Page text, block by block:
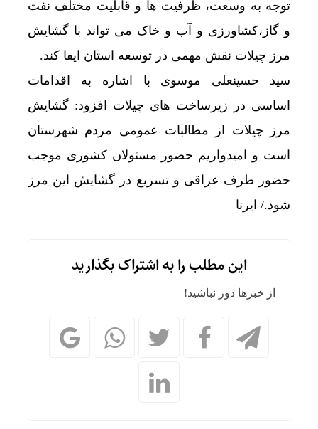
توجه به وسعت، ظرفیت ها و قابلیت مختلف نفت
و گاز،کشاورزی و آب و خاک می تواند با گشایش
مرز چیلات نقش مهمی در توسعه استان ایفا کند.
سید حسینعلی موسوی با اشاره به اقدامات
اساسی در زیرساخت های چیلات افزود: گشایش
مرز چیلات از مطالبات عمومی مردم شهرستان
است و امیدواریم حضور مسئولان کشوری موجب
حضور طرف عراقی و تسریع در گشایش این مرز
شود./ ایرنا
این مطلب را به اشتراک بگذارید
از خبرها دور نباشید!